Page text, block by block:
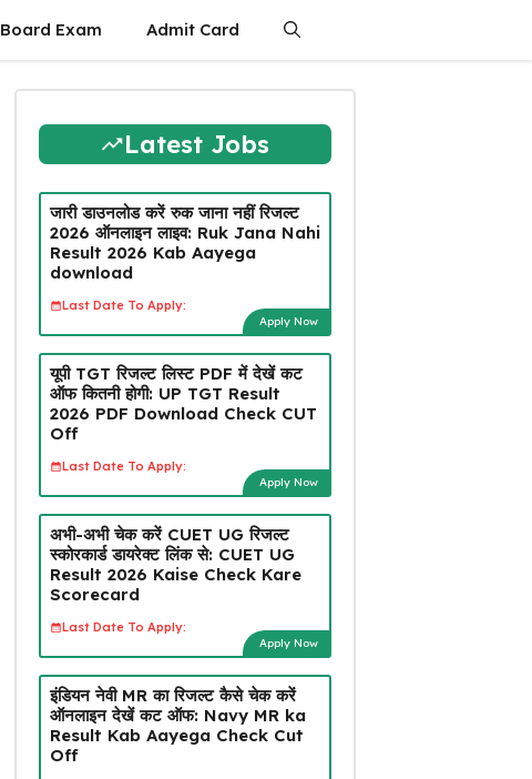
Board Exam Admit Card
Latest Jobs
जारी डाउनलोड करें रुक जाना नहीं रिजल्ट
2026 ऑनलाइन लाइव: Ruk Jana Nahi
Result 2026 Kab Aayega
download
Last Date To Apply:
Apply Now
यूपी TGT रिजल्ट लिस्ट PDF में देखें कट
ऑफ कितनी होगी: UP TGT Result
2026 PDF Download Check CUT
Off
Last Date To Apply:
Apply Now
अभी-अभी चेक करें CUET UG रिजल्ट
स्कोरकार्ड डायरेक्ट लिंक से: CUET UG
Result 2026 Kaise Check Kare
Scorecard
Last Date To Apply:
Apply Now
इंडियन नेवी MR का रिजल्ट कैसे चेक करें
ऑनलाइन देखें कट ऑफ: Navy MR ka
Result Kab Aayega Check Cut
Off